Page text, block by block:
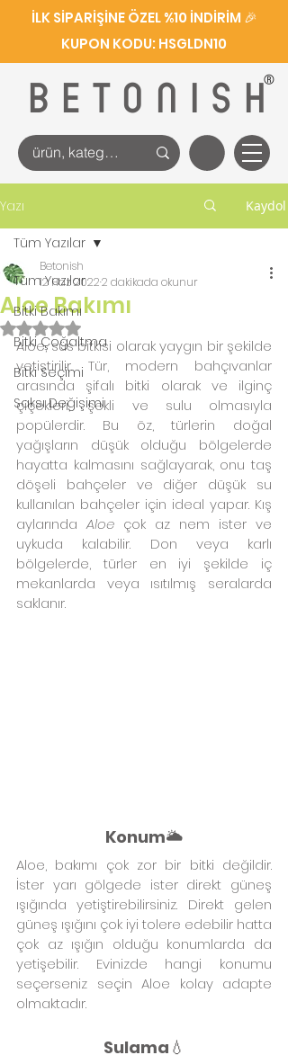
BETONISH
®
İLK SİPARİŞİNE ÖZEL %10 İNDİRİM 🎉
KUPON KODU: HSGLDN10
Yazı Kaydol
Tüm Yazılar
Bitki Bakımı
Bitki Çoğaltma
Bitki Seçimi
Saksı Değişimi
Tüm Yazılar
Aloe Bakımı
Betonish
12 Haz 20222 dakikada okunur
5 üzerinden NaN yıldız
Aloe, süs bitkisi olarak yaygın bir şekilde
yetiştirilir. Tür, modern bahçıvanlar
arasında şifalı bitki olarak ve ilginç
çiçekleri, şekli ve sulu olmasıyla
popülerdir. Bu öz, türlerin doğal
yağışların düşük olduğu bölgelerde
hayatta kalmasını sağlayarak, onu taş
döşeli bahçeler ve diğer düşük su
kullanılan bahçeler için ideal yapar. Kış
aylarında Aloe çok az nem ister ve
uykuda kalabilir. Don veya karlı
bölgelerde, türler en iyi şekilde iç
mekanlarda veya ısıtılmış seralarda
saklanır.
Konum🌥️
Aloe, bakımı çok zor bir bitki değildir.
İster yarı gölgede ister direkt güneş
ışığında yetiştirebilirsiniz. Direkt gelen
güneş ışığını çok iyi tolere edebilir hatta
çok az ışığın olduğu konumlarda da
yetişebilir. Evinizde hangi konumu
seçerseniz seçin Aloe kolay adapte
olmaktadır.
Sulama 💧